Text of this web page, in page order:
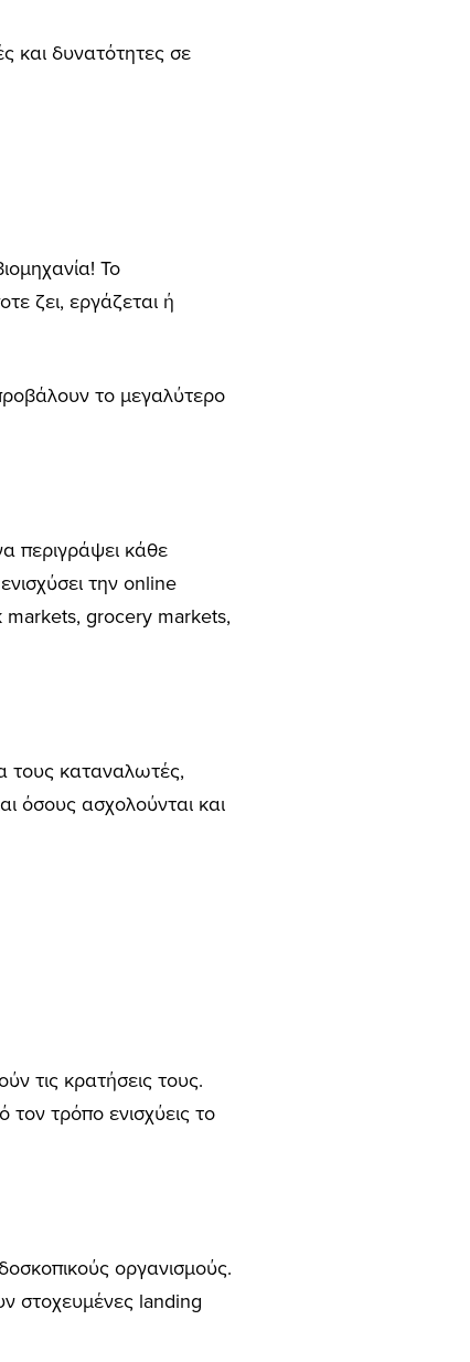
και δυνατότητες σε
Το
ζει, εργάζεται ή
το μεγαλύτερο
περιγράψει κάθε
την online
markets, grocery markets,
τους καταναλωτές,
όσους ασχολούνται και
τις κρατήσεις τους.
τρόπο ενισχύεις το
οργανισμούς.
στοχευμένες landing